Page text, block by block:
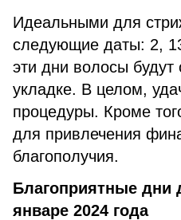
Идеальными для
следующие даты: 2,
эти дни волосы будут
укладке. В целом,
процедуры. Кроме
для привлечения
благополучия.
Благоприятные дни
январе 2024 года